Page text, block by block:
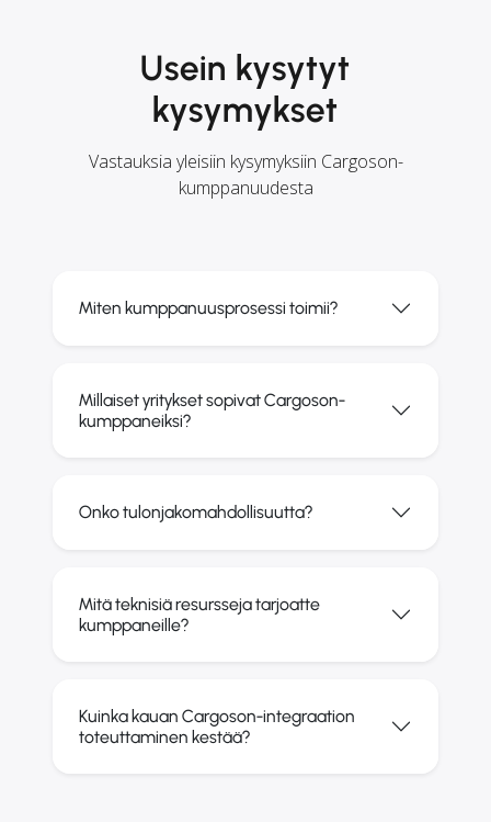
Usein kysytyt
kysymykset
Vastauksia yleisiin kysymyksiin Cargoson-
kumppanuudesta
Miten kumppanuusprosessi toimii?
Millaiset yritykset sopivat Cargoson-
kumppaneiksi?
Onko tulonjakomahdollisuutta?
Mitä teknisiä resursseja tarjoatte
kumppaneille?
Kuinka kauan Cargoson-integraation
toteuttaminen kestää?